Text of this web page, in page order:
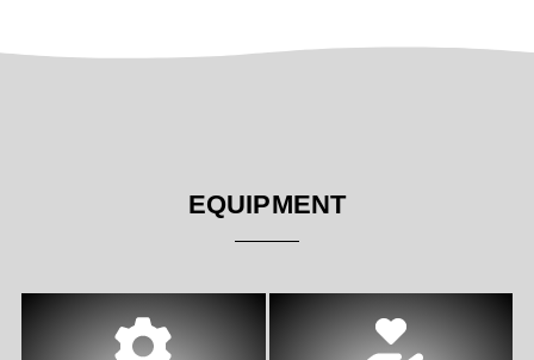
EQUIPMENT